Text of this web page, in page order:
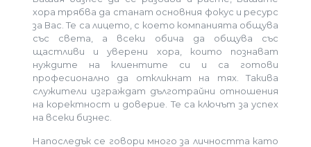
хора трябва да станат основния фокус и ресурс
за Вас. Те са лицето, с което компанията общува
със света, а всеки обича да общува със
щастливи и уверени хора, които познават
нуждите на клиентите си и са готови
професионално да откликнат на тях. Такива
служители изграждат дълготрайни отношения
на коректност и доверие. Те са ключът за успех
на всеки бизнес.
Напоследък се говори много за личността като